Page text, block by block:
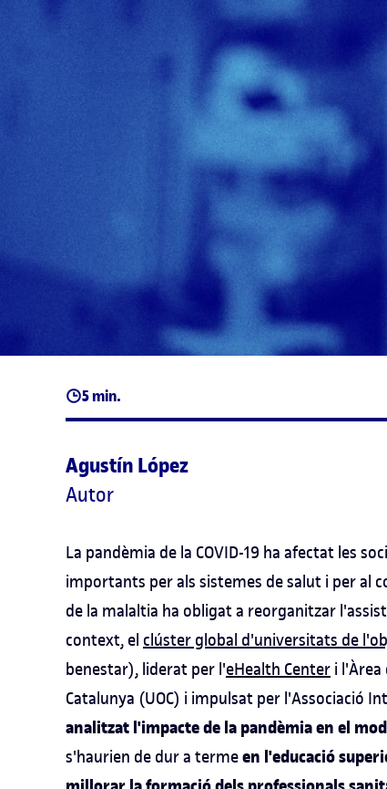
5 min.
Agustín López
Autor
La pandèmia de la COVID-19 ha afectat les
importants per als sistemes de salut i per al
de la malaltia ha obligat a reorganitzar
context, el clúster global d'universitats de
benestar), liderat per l'eHealth Center i l'Àrea
Catalunya (UOC) i impulsat per l'Associació
analitzat l'impacte de la pandèmia en el
s'haurien de dur a termeen l'educació